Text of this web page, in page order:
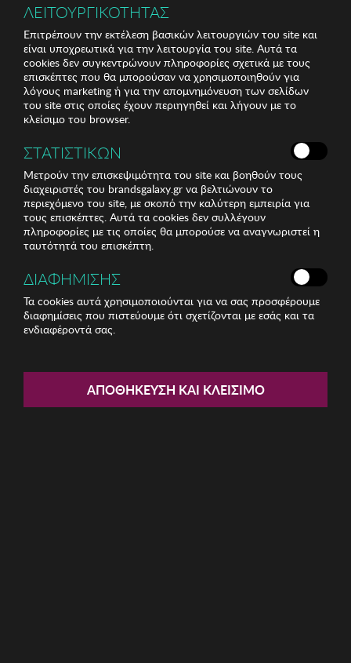
Γυναικεία Σανδάλια MALESA
ΛΕΙΤΟΥΡΓΙΚΟΤΗΤΑΣ
Επιτρέπουν την εκτέλεση βασικών λειτουργιών του site και
είναι υποχρεωτικά για την λειτουργία του site. Αυτά τα
cookies δεν συγκεντρώνουν πληροφορίες σχετικά με τους
επισκέπτες που θα μπορούσαν να χρησιμοποιηθούν για
λόγους marketing ή για την απομνημόνευση των σελίδων
του site στις οποίες έχουν περιηγηθεί και λήγουν με το
κλείσιμο του browser.
ΣΤΑΤΙΣΤΙΚΩΝ
Μετρούν την επισκεψιμότητα του site και βοηθούν τους
διαχειριστές του brandsgalaxy.gr να βελτιώνουν το
περιεχόμενο του site, με σκοπό την καλύτερη εμπειρία για
τους επισκέπτες. Αυτά τα cookies δεν συλλέγουν
πληροφορίες με τις οποίες θα μπορούσε να αναγνωριστεί η
ταυτότητά του επισκέπτη.
ΔΙΑΦΗΜΙΣΗΣ
Τα cookies αυτά χρησιμοποιούνται για να σας προσφέρουμε
διαφημίσεις που πιστεύουμε ότι σχετίζονται με εσάς και τα
ενδιαφέροντά σας.
ΑΠΟΘΉΚΕΥΣΗ ΚΑΙ ΚΛΕΊΣΙΜΟ